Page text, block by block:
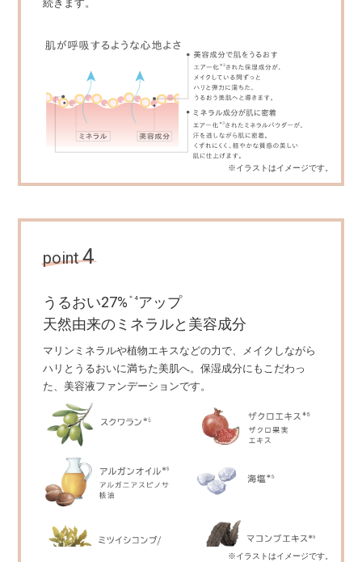
続きます。
※イラストはイメージです。
point4
うるおい27% ＊4アップ
天然由来のミネラルと美容成分
マリンミネラルや植物エキスなどの力で、メイクしながら
ハリとうるおいに満ちた美肌へ。保湿成分にもこだわっ
た、美容液ファンデーションです。
※イラストはイメージです。